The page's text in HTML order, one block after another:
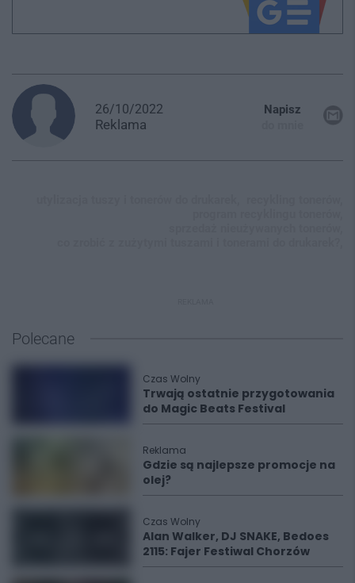
26/10/2022
Reklama
Napisz
Polecane
Czas Wolny
Trwają ostatnie przygotowania
do Magic Beats Festival
Reklama
Gdzie są najlepsze promocje na
olej?
Czas Wolny
Alan Walker, DJ SNAKE, Bedoes
2115: Fajer Festiwal Chorzów